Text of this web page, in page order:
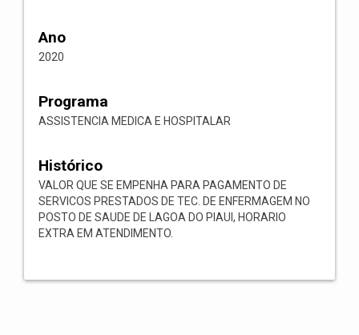
Ano
2020
Programa
ASSISTENCIA MEDICA E HOSPITALAR
Histórico
VALOR QUE SE EMPENHA PARA PAGAMENTO DE
SERVICOS PRESTADOS DE TEC. DE ENFERMAGEM NO
POSTO DE SAUDE DE LAGOA DO PIAUI, HORARIO
EXTRA EM ATENDIMENTO.